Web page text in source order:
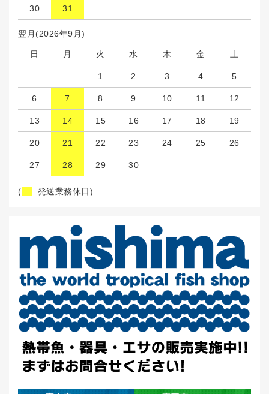
30 31
翌月(2026年9月)
日 月 火 水 木 金 土
1 2 3 4 5
6 7 8 9 10 11 12
13 14 15 16 17 18 19
20 21 22 23 24 25 26
27 28 29 30
( 発送業務休日)